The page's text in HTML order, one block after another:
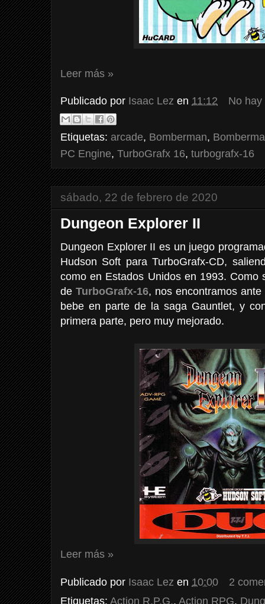
Leer más »
Publicado por Isaac Lez en 11:12 No
Etiquetas: arcade, Bomberman,
PC Engine, TurboGrafx 16, turbografx-16
sábado, 22 de febrero de 2020
Dungeon Explorer II
Dungeon Explorer II es un juego
Hudson Soft para TurboGrafx-CD,
como en Estados Unidos en 1993. Como
de TurboGrafx-16, nos encontramos
bebe en parte de la saga Gauntlet, y
primera parte, pero muy mejorado.
Leer más »
Publicado por Isaac Lez en 10:00
2
Etiquetas: Action R.P.G., Action RPG,